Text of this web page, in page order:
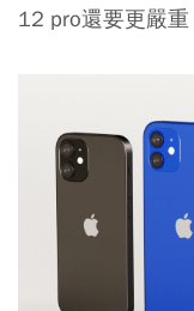
12 pro還要更嚴重